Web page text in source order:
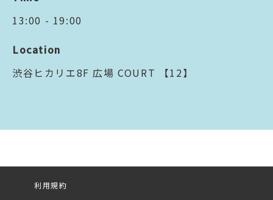
13:00 - 19:00
Location
渋谷ヒカリエ8F 広場 COURT 【12】
利用規約